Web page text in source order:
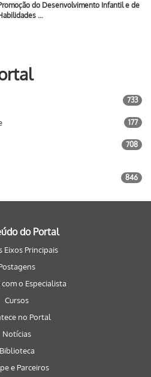
do Desenvolvimento Infantil e de
…
733
177
708
846
do Portal
Eixos Principais
o Especialista
Cursos
no Portal
Notícias
Biblioteca
e Parceiros